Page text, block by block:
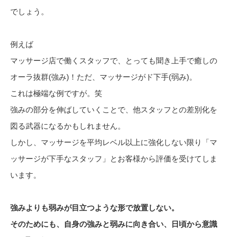
でしょう。
例えば
マッサージ店で働くスタッフで、とっても聞き上手で癒しの
オーラ抜群(強み)！ただ、マッサージがド下手(弱み)。
これは極端な例ですが。笑
強みの部分を伸ばしていくことで、他スタッフとの差別化を
図る武器になるかもしれません。
しかし、マッサージを平均レベル以上に強化しない限り「マ
ッサージが下手なスタッフ」とお客様から評価を受けてしま
います。
強みよりも弱みが目立つような形で放置しない。
そのためにも、自身の強みと弱みに向き合い、日頃から意識